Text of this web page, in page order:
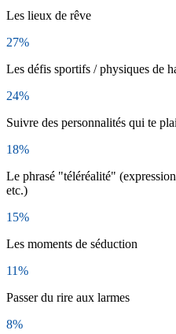
Les lieux de rêve
27%
Les défis sportifs / physiques de
24%
Suivre des personnalités qui te
18%
Le phrasé "téléréalité"
etc.)
15%
Les moments de séduction
11%
Passer du rire aux larmes
8%